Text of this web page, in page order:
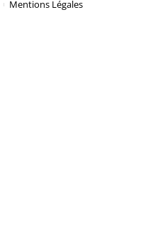
Mentions Légales